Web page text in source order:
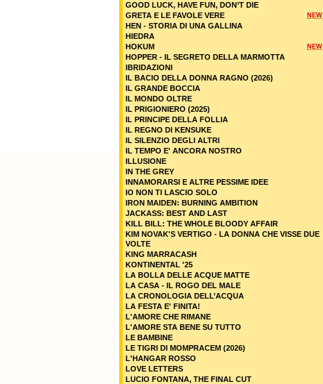
GOOD LUCK, HAVE FUN, DON’T DIE
NEW
GRETA E LE FAVOLE VERE
HEN - STORIA DI UNA GALLINA
HIEDRA
NEW
HOKUM
HOPPER - IL SEGRETO DELLA MARMOTTA
IBRIDAZIONI
IL BACIO DELLA DONNA RAGNO (2026)
IL GRANDE BOCCIA
IL MONDO OLTRE
IL PRIGIONIERO (2025)
IL PRINCIPE DELLA FOLLIA
IL REGNO DI KENSUKE
IL SILENZIO DEGLI ALTRI
IL TEMPO E' ANCORA NOSTRO
ILLUSIONE
IN THE GREY
INNAMORARSI E ALTRE PESSIME IDEE
IO NON TI LASCIO SOLO
IRON MAIDEN: BURNING AMBITION
JACKASS: BEST AND LAST
KILL BILL: THE WHOLE BLOODY AFFAIR
KIM NOVAK'S VERTIGO - LA DONNA CHE VISSE DUE
VOLTE
KING MARRACASH
KONTINENTAL '25
LA BOLLA DELLE ACQUE MATTE
LA CASA - IL ROGO DEL MALE
LA CRONOLOGIA DELL’ACQUA
LA FESTA E' FINITA!
L'AMORE CHE RIMANE
L'AMORE STA BENE SU TUTTO
LE BAMBINE
LE TIGRI DI MOMPRACEM (2026)
L'HANGAR ROSSO
LOVE LETTERS
LUCIO FONTANA, THE FINAL CUT